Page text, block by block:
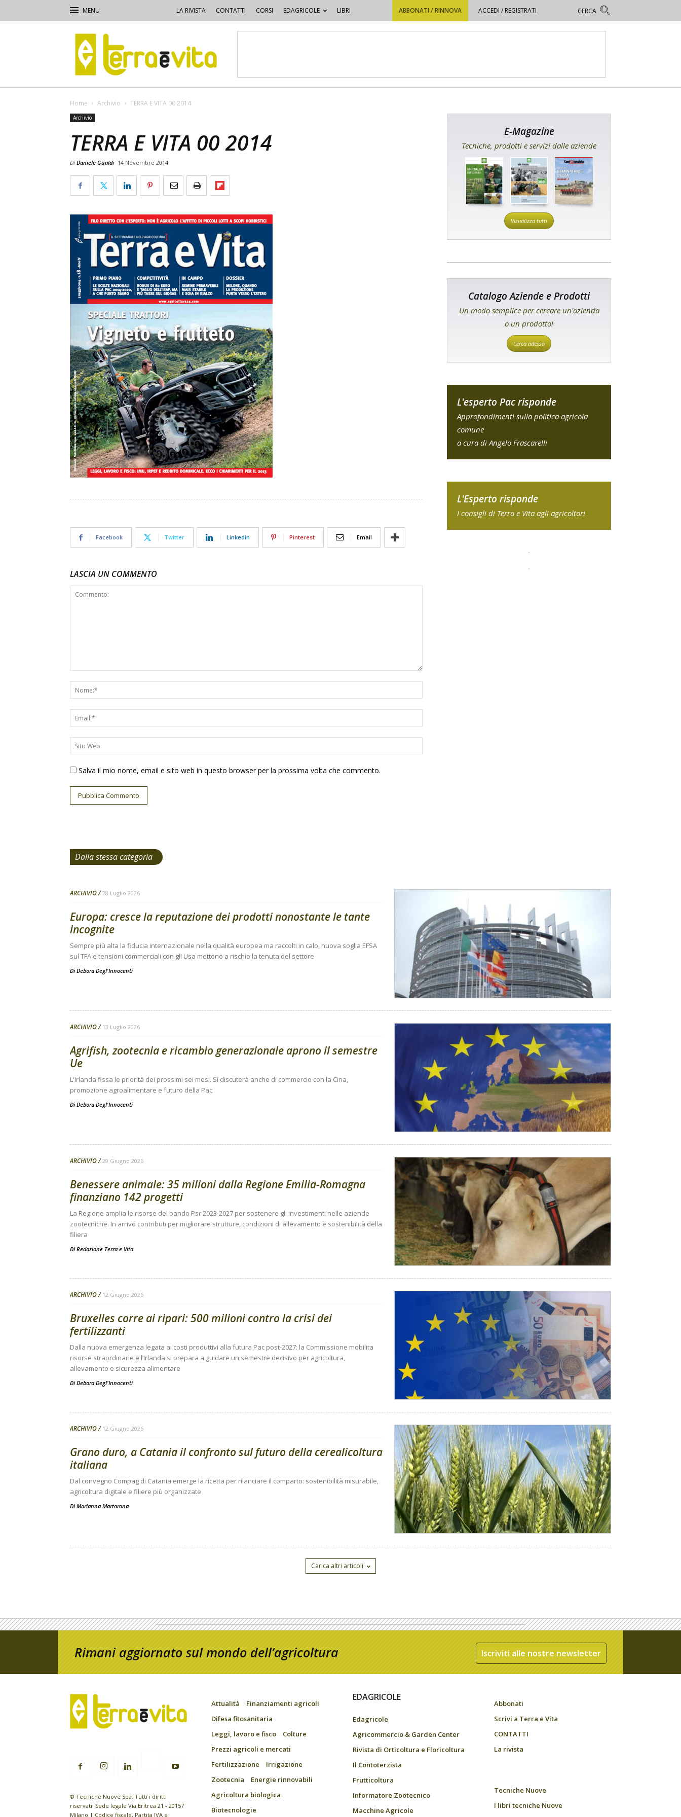
LA RIVISTA CONTATTI CORSI EDAGRICOLE LIBRI ABBONATI / RINNOVA ACCEDI / REGISTRATI
Terra
e
Vita
Home Archivio TERRA E VITA 00 2014
Archivio
TERRA E VITA 00 2014
Di Daniele Gualdi 14 Novembre 2014
Facebook Twitter Linkedin Pinterest Email
LASCIA UN COMMENTO
Salva il mio nome, email e sito web in questo browser per la prossima volta che commento.
E-Magazine
Tecniche, prodotti e servizi dalle aziende
Visualizza tutti
Catalogo Aziende e Prodotti
Un modo semplice per cercare un'azienda
o un prodotto!
Cerca adesso
L'esperto Pac risponde
Approfondimenti sulla politica agricola
comune
a cura di Angelo Frascarelli
L'Esperto risponde
I consigli di Terra e Vita agli agricoltori
Dalla stessa categoria
ARCHIVIO 28 Luglio 2026
Europa: cresce la reputazione dei prodotti nonostante le tante
incognite
Sempre più alta la fiducia internazionale nella qualità europea ma raccolti in calo, nuova soglia EFSA
sul TFA e tensioni commerciali con gli Usa mettono a rischio la tenuta del settore
Di Debora Degl'Innocenti
ARCHIVIO 13 Luglio 2026
Agrifish, zootecnia e ricambio generazionale aprono il semestre
Ue
L'Irlanda fissa le priorità dei prossimi sei mesi. Si discuterà anche di commercio con la Cina,
promozione agroalimentare e futuro della Pac
Di Debora Degl'Innocenti
ARCHIVIO 29 Giugno 2026
Benessere animale: 35 milioni dalla Regione Emilia-Romagna
finanziano 142 progetti
La Regione amplia le risorse del bando Psr 2023-2027 per sostenere gli investimenti nelle aziende
zootecniche. In arrivo contributi per migliorare strutture, condizioni di allevamento e sostenibilità della
filiera
Di Redazione Terra e Vita
ARCHIVIO 12 Giugno 2026
Bruxelles corre ai ripari: 500 milioni contro la crisi dei
fertilizzanti
Dalla nuova emergenza legata ai costi produttivi alla futura Pac post-2027: la Commissione mobilita
risorse straordinarie e l’Irlanda si prepara a guidare un semestre decisivo per agricoltura,
allevamento e sicurezza alimentare
Di Debora Degl'Innocenti
ARCHIVIO 12 Giugno 2026
Grano duro, a Catania il confronto sul futuro della cerealicoltura
italiana
Dal convegno Compag di Catania emerge la ricetta per rilanciare il comparto: sostenibilità misurabile,
agricoltura digitale e filiere più organizzate
Di Marianna Martorana
Carica altri articoli
Rimani aggiornato sul mondo dell’agricoltura Iscriviti alle nostre newsletter
© Tecniche Nuove Spa. Tutti i diritti
riservati. Sede legale Via Eritrea 21 - 20157
Milano | Codice fiscale, Partita IVA e
Attualità
Finanziamenti agricoli
Difesa fitosanitaria
Leggi, lavoro e fisco
Colture
Prezzi agricoli e mercati
Fertilizzazione
Irrigazione
Zootecnia
Energie rinnovabili
Agricoltura biologica
Biotecnologie
EDAGRICOLE
Edagricole
Agricommercio & Garden Center
Rivista di Orticoltura e Floricoltura
Il Contoterzista
Frutticoltura
Informatore Zootecnico
Macchine Agricole
Abbonati
Scrivi a Terra e Vita
CONTATTI
La rivista
Tecniche Nuove
I libri tecniche Nuove